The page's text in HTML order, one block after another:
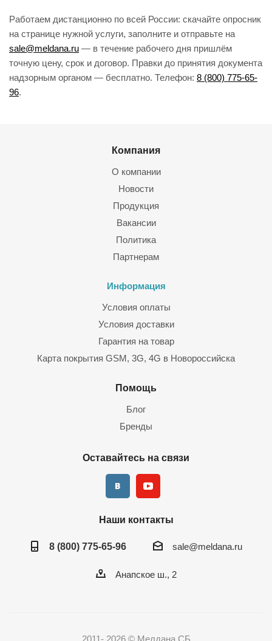
Работаем дистанционно по всей России: скачайте опросник
на странице нужной услуги, заполните и отправьте на
sale@meldana.ru — в течение рабочего дня пришлём
точную цену, срок и договор. Правки до принятия документа
надзорным органом — бесплатно. Телефон: 8 (800) 775-65-
96.
Компания
О компании
Новости
Продукция
Вакансии
Политика
Партнерам
Информация
Условия оплаты
Условия доставки
Гарантия на товар
Карта покрытия GSM, 3G, 4G в Новороссийска
Помощь
Блог
Бренды
Оставайтесь на связи
Наши контакты
8 (800) 775-65-96 sale@meldana.ru
Анапское ш., 2
2011- 2026 © Мелдана СБ